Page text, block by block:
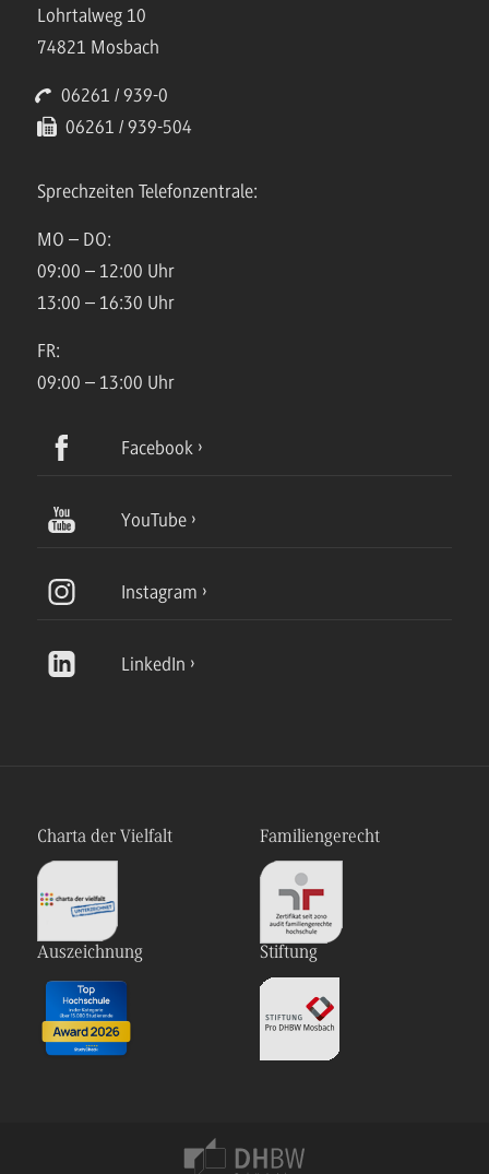
Lohrtalweg 10
74821 Mosbach
06261 / 939-0
06261 / 939-504
Sprechzeiten Telefonzentrale:
MO – DO:
09:00 – 12:00 Uhr
13:00 – 16:30 Uhr
FR:
09:00 – 13:00 Uhr
Facebook
YouTube
Instagram
LinkedIn
Charta der Vielfalt Familiengerecht
Auszeichnung Stiftung